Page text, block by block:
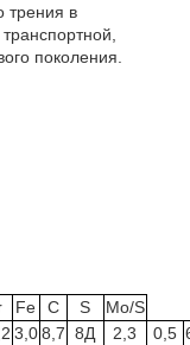
трения в
поколения.
Fe С S
Mo/S
3,08,7 8Д 2,3 0,5